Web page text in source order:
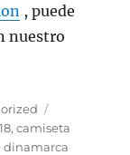
, puede
nuestro
,camiseta
,dinamarca